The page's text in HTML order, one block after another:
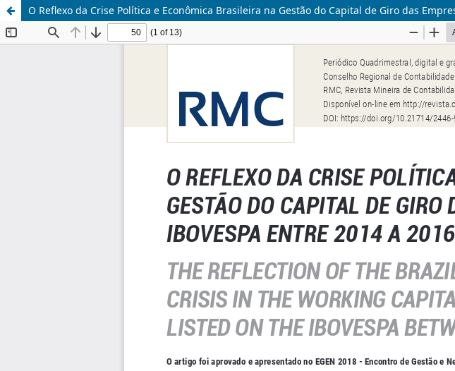
O Reflexo da Crise Política e Econômica Brasileira na Gestão do Capital de Giro das